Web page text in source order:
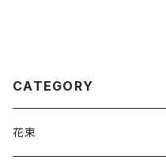
CATEGORY
花束